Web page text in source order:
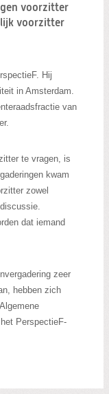
voorzitter
voorzitter
Hij
in Amsterdam.
van
te vragen, is
kwam
zowel
dat iemand
zeer
hebben zich
PerspectieF-